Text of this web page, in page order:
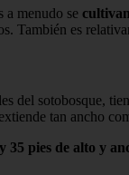
a menudo se
También es
del sotobosque,
tan ancho
35 pies de alto y